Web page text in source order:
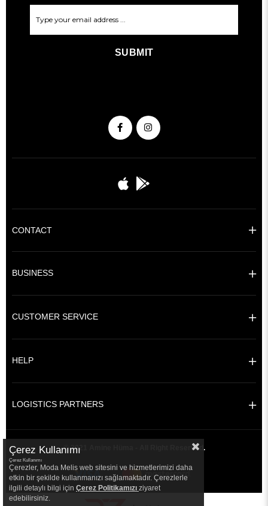
SUBMIT
CONTACT
BUSINESS
CUSTOMER SERVICE
HELP
LOGISTICS PARTNERS
© 2021 Amine Hüma - All Right Reserved.
Çerez Kullanımı
Çerez Kullanımı
Çerezler, Moda Melis web sitesini ve hizmetlerimizi daha
etkin bir şekilde kullanmanızı sağlamaktadır. Çerezlerle
ilgili detaylı bilgi için Çerez Politikamızı ziyaret
edebilirsiniz.